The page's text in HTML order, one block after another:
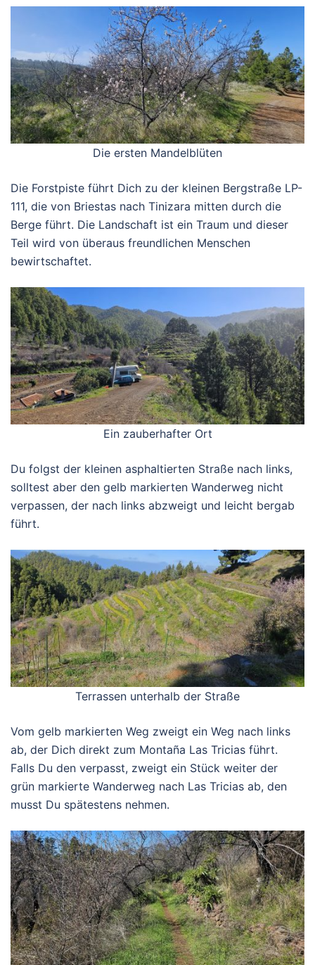
Die ersten Mandelblüten
Die Forstpiste führt Dich zu der kleinen Bergstraße LP-
111, die von Briestas nach Tinizara mitten durch die
Berge führt. Die Landschaft ist ein Traum und dieser
Teil wird von überaus freundlichen Menschen
bewirtschaftet.
Ein zauberhafter Ort
Du folgst der kleinen asphaltierten Straße nach links,
solltest aber den gelb markierten Wanderweg nicht
verpassen, der nach links abzweigt und leicht bergab
führt.
Terrassen unterhalb der Straße
Vom gelb markierten Weg zweigt ein Weg nach links
ab, der Dich direkt zum Montaña Las Tricias führt.
Falls Du den verpasst, zweigt ein Stück weiter der
grün markierte Wanderweg nach Las Tricias ab, den
musst Du spätestens nehmen.